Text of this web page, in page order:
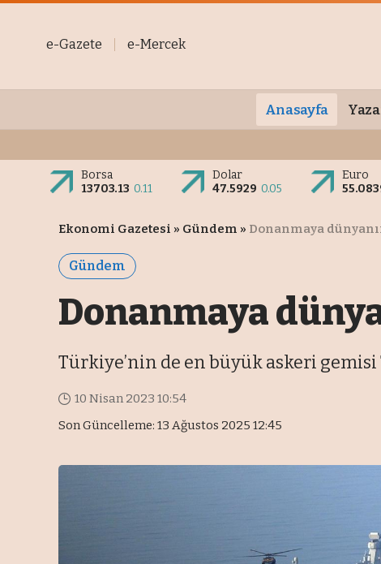
e-Gazete e-Mercek
Anasayfa
Borsa
13703.13 0.11
Dolar
47.5929 0.05
Euro
Ekonomi Gazetesi » Gündem » Donanmaya
Gündem
Donanmaya
Türkiye’nin de en büyük askeri
Son Güncelleme: 13 Ağustos 2025 12:45
10 Nisan 2023 10:54